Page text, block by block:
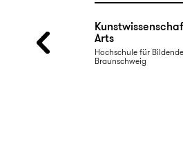
Arts
Hochschule für
Braunschweig